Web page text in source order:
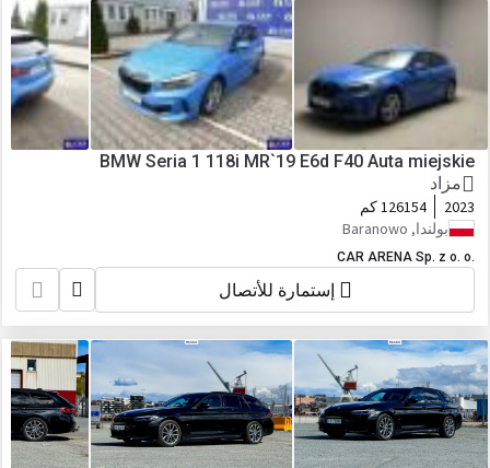
BMW Seria 1 118i MR`19 E6d F40 Auta miejskie
مزاد
2023
126154 كم
بولندا, Baranowo
CAR ARENA Sp. z o. o.
إستمارة للأتصال